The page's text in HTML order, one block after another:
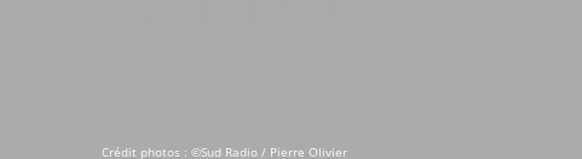
Crédit photos : ©Sud Radio / Pierre Olivier